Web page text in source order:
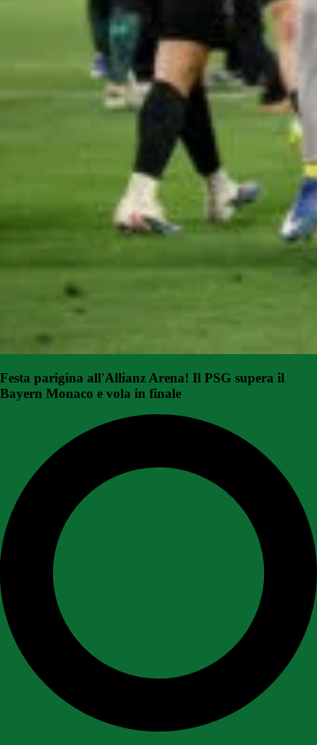
Festa parigina all'Allianz Arena! Il PSG supera il
Bayern Monaco e vola in finale